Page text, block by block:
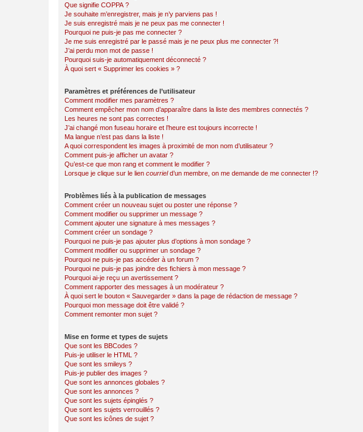
Que signifie COPPA ?
Je souhaite m’enregistrer, mais je n’y parviens pas !
Je suis enregistré mais je ne peux pas me connecter !
Pourquoi ne puis-je pas me connecter ?
Je me suis enregistré par le passé mais je ne peux plus me connecter ?!
J’ai perdu mon mot de passe !
Pourquoi suis-je automatiquement déconnecté ?
À quoi sert « Supprimer les cookies » ?
Paramètres et préférences de l’utilisateur
Comment modifier mes paramètres ?
Comment empêcher mon nom d’apparaître dans la liste des membres connectés ?
Les heures ne sont pas correctes !
J’ai changé mon fuseau horaire et l’heure est toujours incorrecte !
Ma langue n’est pas dans la liste !
A quoi correspondent les images à proximité de mon nom d’utilisateur ?
Comment puis-je afficher un avatar ?
Qu’est-ce que mon rang et comment le modifier ?
Lorsque je clique sur le lien courrield’un membre, on me demande de me connecter !?
Problèmes liés à la publication de messages
Comment créer un nouveau sujet ou poster une réponse ?
Comment modifier ou supprimer un message ?
Comment ajouter une signature à mes messages ?
Comment créer un sondage ?
Pourquoi ne puis-je pas ajouter plus d’options à mon sondage ?
Comment modifier ou supprimer un sondage ?
Pourquoi ne puis-je pas accéder à un forum ?
Pourquoi ne puis-je pas joindre des fichiers à mon message ?
Pourquoi ai-je reçu un avertissement ?
Comment rapporter des messages à un modérateur ?
À quoi sert le bouton « Sauvegarder » dans la page de rédaction de message ?
Pourquoi mon message doit être validé ?
Comment remonter mon sujet ?
Mise en forme et types de sujets
Que sont les BBCodes ?
Puis-je utiliser le HTML ?
Que sont les smileys ?
Puis-je publier des images ?
Que sont les annonces globales ?
Que sont les annonces ?
Que sont les sujets épinglés ?
Que sont les sujets verrouillés ?
Que sont les icônes de sujet ?